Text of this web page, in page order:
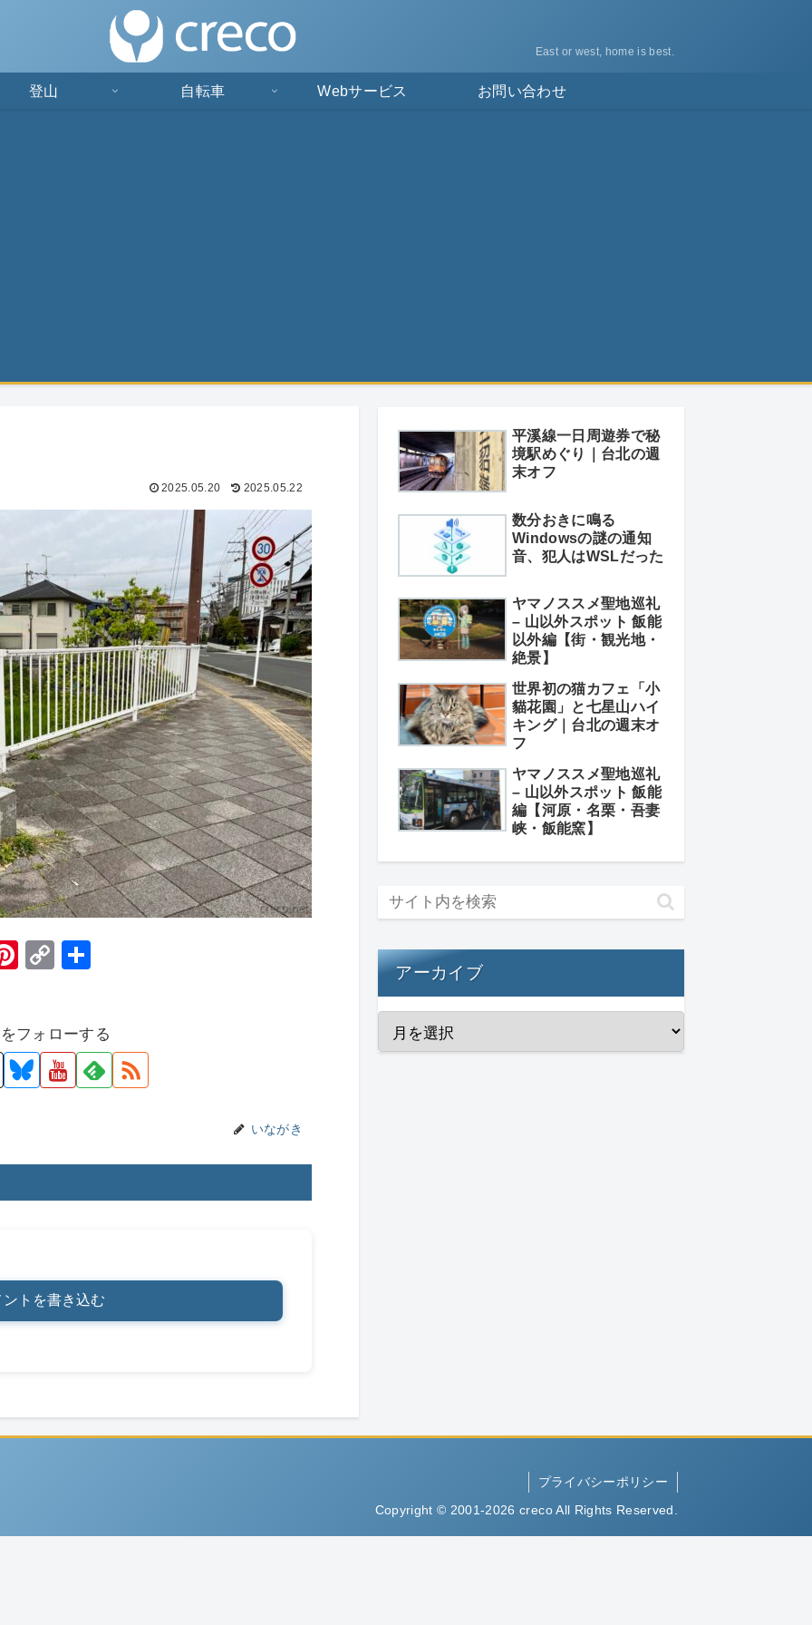
East or west, home is best.
登山 自転車 Webサービス お問い合わせ
2025.05.20 2025.05.22
Pi
e
st
C
y
Li
フォローする
いながき
ントを書き込む
平溪線一日周遊券で秘
境駅めぐり｜台北の週
末オフ
数分おきに鳴る
Windowsの謎の通知
音、犯人はWSLだった
ヤマノススメ聖地巡礼
– 山以外スポット 飯能
以外編【街・観光地・
絶景】
世界初の猫カフェ「小
貓花園」と七星山ハイ
キング｜台北の週末オ
フ
ヤマノススメ聖地巡礼
– 山以外スポット 飯能
編【河原・名栗・吾妻
峡・飯能窯】
アーカイブ
プライバシーポリシー
Copyright © 2001-2026 creco All Rights Reserved.